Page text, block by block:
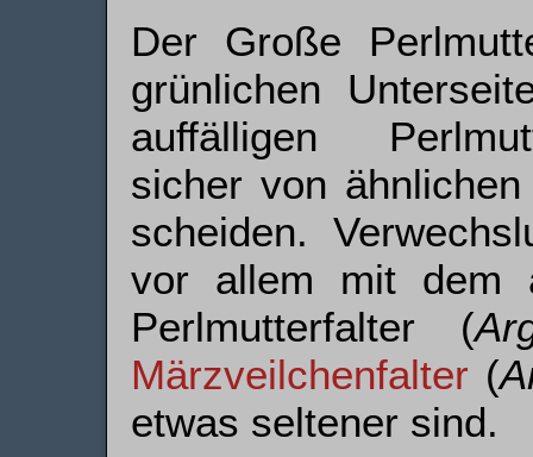
Der Große
grünlichen
auffälligen
sicher von
scheiden.
vor allem mit dem
Perlmutterfalter (
Märzveilchenfalter (
etwas seltener sind.